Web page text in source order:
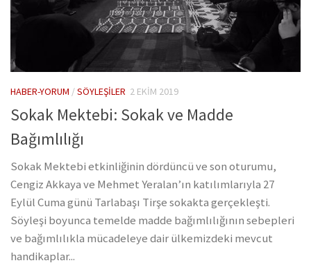
HABER-YORUM /SÖYLEŞILER 2 EKIM 2019
Sokak Mektebi: Sokak ve Madde
Bağımlılığı
Sokak Mektebi etkinliğinin dördüncü ve son oturumu,
Cengiz Akkaya ve Mehmet Yeralan’ın katılımlarıyla 27
Eylül Cuma günü Tarlabaşı Tirşe sokakta gerçekleşti.
Söyleşi boyunca temelde madde bağımlılığının sebepleri
ve bağımlılıkla mücadeleye dair ülkemizdeki mevcut
handikaplar...